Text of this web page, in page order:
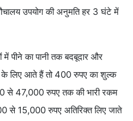
उपयोग की अनुमति हर 3 घंटे में
पीने का पानी तक बदबूदार और
के लिए आते हैं तो 400 रुपए का शुल्क
से 47,000 रुपए तक की भारी रकम
से 15,000 रुपए अतिरिक्त लिए जाते